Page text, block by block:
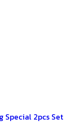
Special 2pcs Set